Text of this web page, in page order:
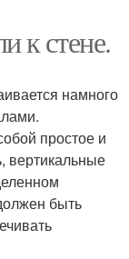
к стене.
намного
простое и
вертикальные
быть